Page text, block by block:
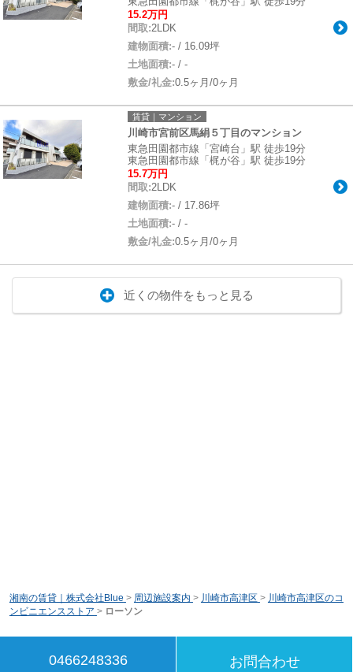
15.2万円
間取:2LDK
建物面積:- / 16.09坪
土地面積:- / -
敷金/礼金:0.5ヶ月/0ヶ月
賃貸｜マンション
川崎市宮前区馬絹５丁目のマンション
東急田園都市線「宮崎台」駅 徒歩19分
東急田園都市線「梶が谷」駅 徒歩19分
15.7万円
間取:2LDK
建物面積:- / 17.86坪
土地面積:- / -
敷金/礼金:0.5ヶ月/0ヶ月
近くの物件をもっと見る
湘南の賃貸｜株式会社Blue > 周辺施設案内 > 川崎市高津区 > 川崎市高津区のコ
ンビニエンスストア > ローソン
0466248336 お問合わせ